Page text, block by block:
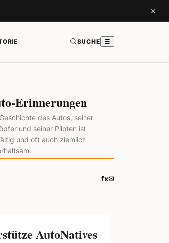
×
SUCHE ☰
Erinnerungen
des Autos, seiner
und seiner Piloten ist
und oft auch ziemlich
fx✉
AutoNatives